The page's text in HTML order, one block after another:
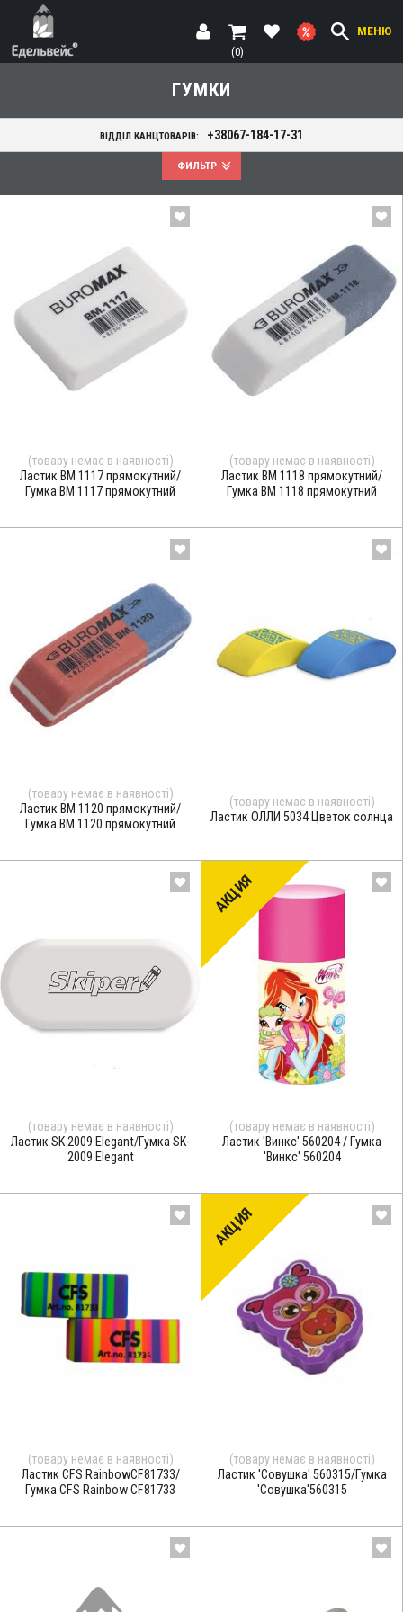
МЕНЮ
(0)
ГУМКИ
ВІДДІЛ КАНЦТОВАРІВ: +38067-184-17-31
ФИЛЬТР
(товару немає в наявності)
Ластик BM 1117 прямокутний/
Гумка BM 1117 прямокутний
(товару немає в наявності)
Ластик BM 1118 прямокутний/
Гумка BM 1118 прямокутний
(товару немає в наявності)
Ластик BM 1120 прямокутний/
Гумка BM 1120 прямокутний
(товару немає в наявності)
Ластик ОЛЛИ 5034 Цветок солнца
(товару немає в наявності)
Ластик SK 2009 Elegant/Гумка SK-
2009 Elegant
АКЦИЯ
(товару немає в наявності)
Ластик 'Винкс' 560204 / Гумка
'Винкс' 560204
(товару немає в наявності)
Ластик CFS RainbowCF81733/
Гумка CFS Rainbow CF81733
АКЦИЯ
(товару немає в наявності)
Ластик 'Совушка' 560315/Гумка
'Совушка'560315